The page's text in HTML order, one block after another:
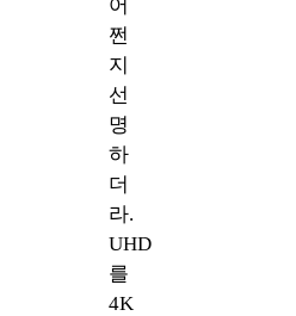
어
쩐
지
선
명
하
더
라.
UHD
를
4K